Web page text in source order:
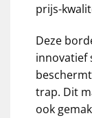
prijs-
Deze
innovatief
trap. Dit
ook